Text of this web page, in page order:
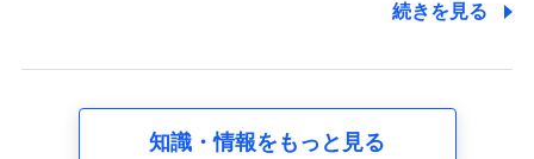
の内容、保険料、保険料のお支払方法、車のメーカーや
続きを見る
知識・情報をもっと見る